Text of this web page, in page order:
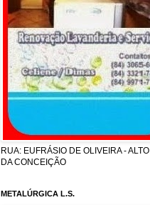
RUA: EUFRÁSIO DE OLIVEIRA - ALTO
DA CONCEIÇÃO
METALÚRGICA L.S.